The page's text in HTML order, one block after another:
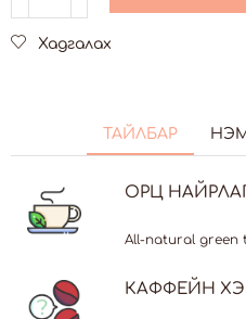
Хадгалах
ТАЙЛБАР
ОРЦ
All-natural green
КАФФЕЙН